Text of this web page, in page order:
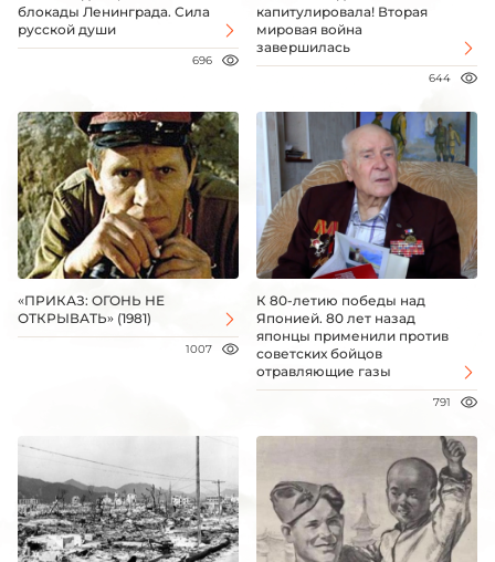
блокады Ленинграда. Сила
русской души
696
капитулировала! Вторая
мировая война
завершилась
644
«ПРИКАЗ: ОГОНЬ НЕ
ОТКРЫВАТЬ» (1981)
1007
К 80-летию победы над
Японией. 80 лет назад
японцы применили против
советских бойцов
отравляющие газы
791